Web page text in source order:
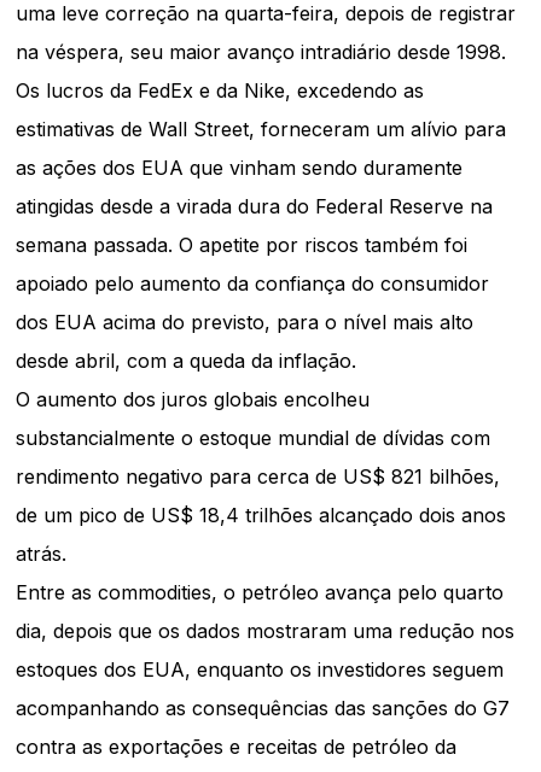
uma leve correção na quarta-feira, depois de registrar
na véspera, seu maior avanço intradiário desde 1998.
Os lucros da FedEx e da Nike, excedendo as
estimativas de Wall Street, forneceram um alívio para
as ações dos EUA que vinham sendo duramente
atingidas desde a virada dura do Federal Reserve na
semana passada. O apetite por riscos também foi
apoiado pelo aumento da confiança do consumidor
dos EUA acima do previsto, para o nível mais alto
desde abril, com a queda da inflação.
O aumento dos juros globais encolheu
substancialmente o estoque mundial de dívidas com
rendimento negativo para cerca de US$ 821 bilhões,
de um pico de US$ 18,4 trilhões alcançado dois anos
atrás.
Entre as commodities, o petróleo avança pelo quarto
dia, depois que os dados mostraram uma redução nos
estoques dos EUA, enquanto os investidores seguem
acompanhando as consequências das sanções do G7
contra as exportações e receitas de petróleo da